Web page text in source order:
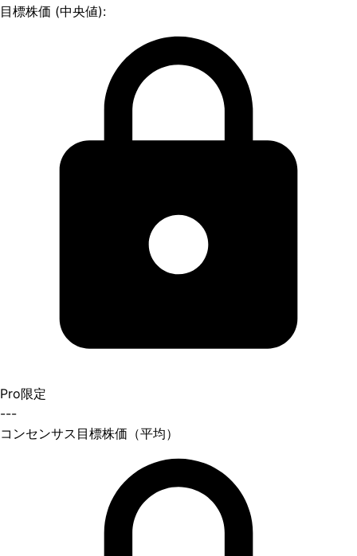
目標株価 (中央値):
Pro限定
---
コンセンサス目標株価（平均）